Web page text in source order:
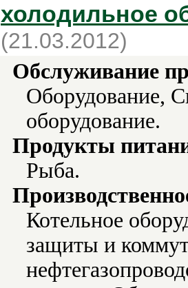
холодильное
(21.03.2012)
Обслуживание
Оборудование,
оборудование.
Продукты
Рыба.
Котельное
защиты и